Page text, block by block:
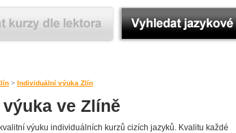
> Individuální výuka Zlín
ve Zlíně
výuku individuálních kurzů cizích jazyků. Kvalitu každé